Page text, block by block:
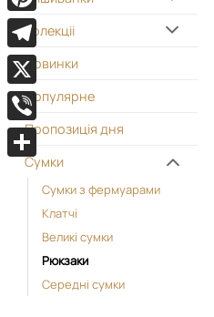
Колекціі
Новинки
Популярне
Пропозиція дня
Сумки
Cумки з фермуарами
Kлатчі
Великі сумки
Рюкзаки
Середні сумки
Pinterest
Telegram
X
Viber
Поділитися